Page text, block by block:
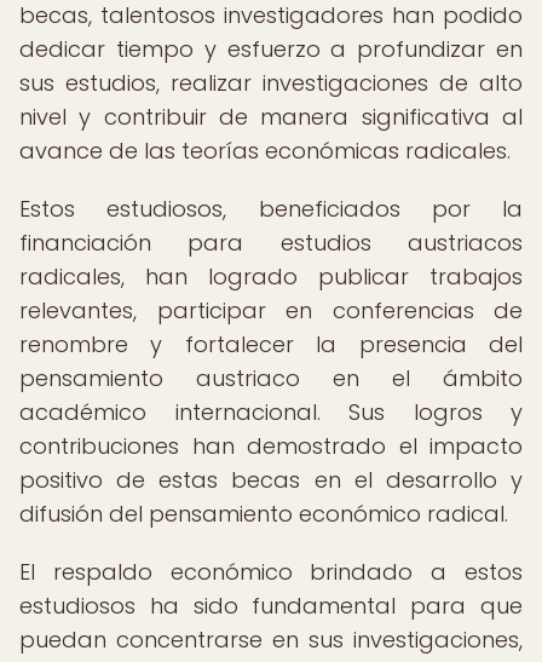
becas, talentosos investigadores han podido
dedicar tiempo y esfuerzo a profundizar en
sus estudios, realizar investigaciones de alto
nivel y contribuir de manera significativa al
avance de las teorías económicas radicales.
Estos estudiosos, beneficiados por la
financiación para estudios austriacos
radicales, han logrado publicar trabajos
relevantes, participar en conferencias de
renombre y fortalecer la presencia del
pensamiento austriaco en el ámbito
académico internacional. Sus logros y
contribuciones han demostrado el impacto
positivo de estas becas en el desarrollo y
difusión del pensamiento económico radical.
El respaldo económico brindado a estos
estudiosos ha sido fundamental para que
puedan concentrarse en sus investigaciones,